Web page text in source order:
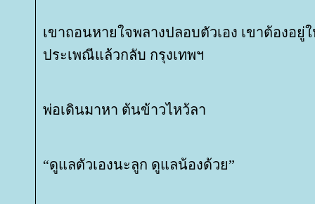
เขาถอนหายใจพลางปลอบตัวเอง เขาต้องอยู่
ประเพณีแล้วกลับ กรุงเทพฯ
พ่อเดินมาหา ต้นข้าวไหว้ลา
“ดูแลตัวเองนะลูก ดูแลน้องด้วย”